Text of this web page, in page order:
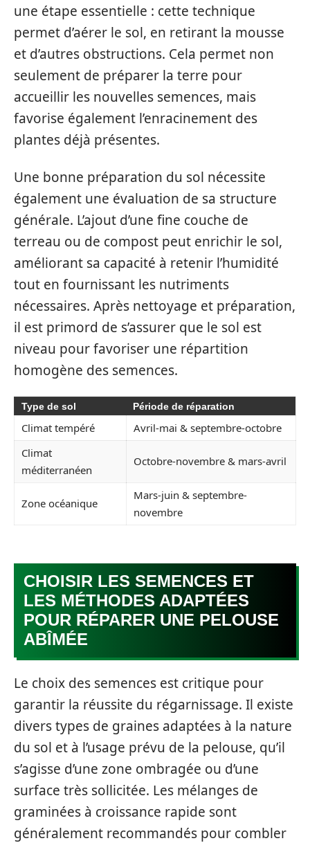
une étape essentielle : cette technique
permet d’aérer le sol, en retirant la mousse
et d’autres obstructions. Cela permet non
seulement de préparer la terre pour
accueillir les nouvelles semences, mais
favorise également l’enracinement des
plantes déjà présentes.
Une bonne préparation du sol nécessite
également une évaluation de sa structure
générale. L’ajout d’une fine couche de
terreau ou de compost peut enrichir le sol,
améliorant sa capacité à retenir l’humidité
tout en fournissant les nutriments
nécessaires. Après nettoyage et préparation,
il est primord de s’assurer que le sol est
niveau pour favoriser une répartition
homogène des semences.
Type de sol Période de réparation
Climat tempéré
Avril-mai & septembre-octobre
Climat
méditerranéen
Octobre-novembre & mars-avril
Zone océanique
Mars-juin & septembre-
novembre
CHOISIR LES SEMENCES ET
LES MÉTHODES ADAPTÉES
POUR RÉPARER UNE PELOUSE
ABÎMÉE
Le choix des semences est critique pour
garantir la réussite du régarnissage. Il existe
divers types de graines adaptées à la nature
du sol et à l’usage prévu de la pelouse, qu’il
s’agisse d’une zone ombragée ou d’une
surface très sollicitée. Les mélanges de
graminées à croissance rapide sont
généralement recommandés pour combler